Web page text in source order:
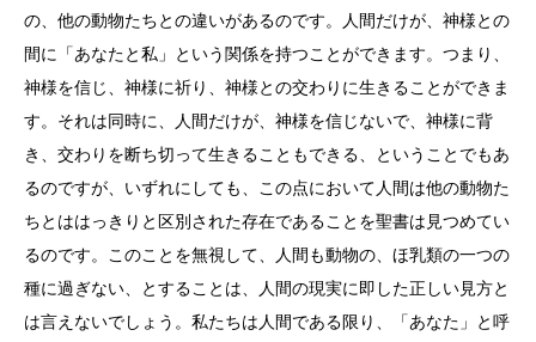
の、他の動物たちとの違いがあるのです。人間だけが、神様との
間に「あなたと私」という関係を持つことができます。つまり、
神様を信じ、神様に祈り、神様との交わりに生きることができま
す。それは同時に、人間だけが、神様を信じないで、神様に背
き、交わりを断ち切って生きることもできる、ということでもあ
るのですが、いずれにしても、この点において人間は他の動物た
ちとははっきりと区別された存在であることを聖書は見つめてい
るのです。このことを無視して、人間も動物の、ほ乳類の一つの
種に過ぎない、とすることは、人間の現実に即した正しい見方と
は言えないでしょう。私たちは人間である限り、「あなた」と呼